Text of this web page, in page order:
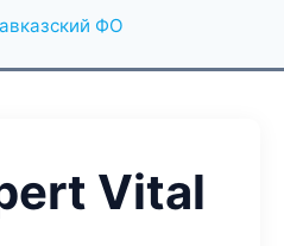
ФО
Vital